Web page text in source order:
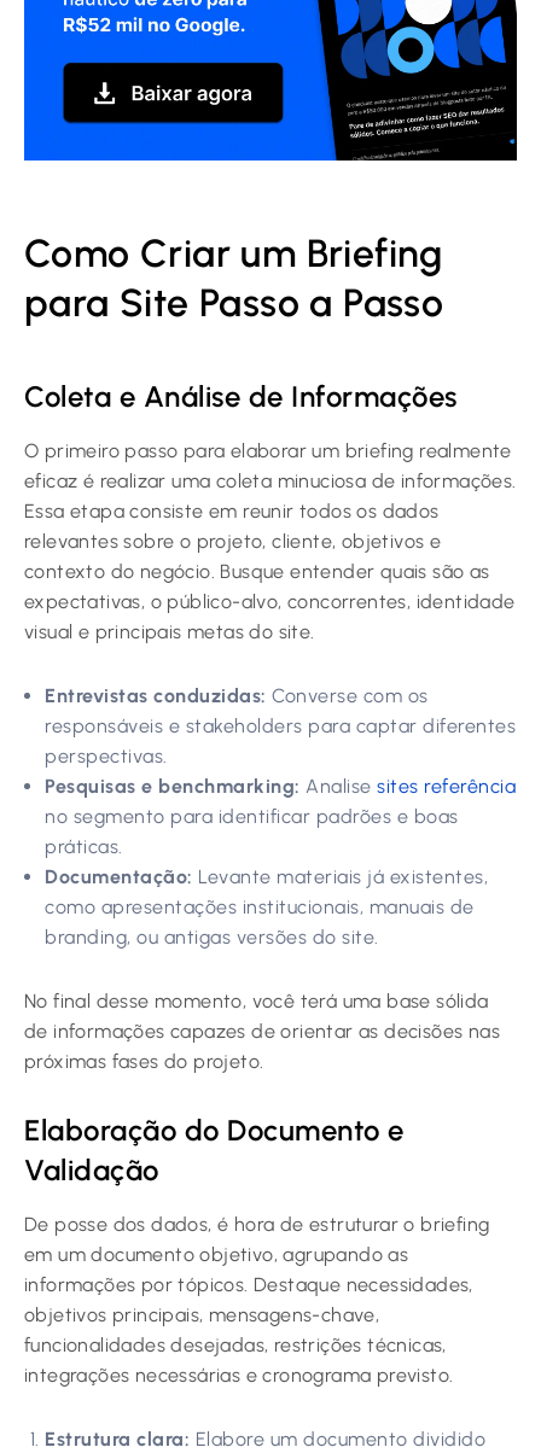
Como Criar um Briefing
para Site Passo a Passo
Coleta e Análise de Informações
O primeiro passo para elaborar um briefing realmente
eficaz é realizar uma coleta minuciosa de informações.
Essa etapa consiste em reunir todos os dados
relevantes sobre o projeto, cliente, objetivos e
contexto do negócio. Busque entender quais são as
expectativas, o público-alvo, concorrentes, identidade
visual e principais metas do site.
Entrevistas conduzidas: Converse com os
responsáveis e stakeholders para captar diferentes
perspectivas.
Pesquisas e benchmarking: Analise sites referência
no segmento para identificar padrões e boas
práticas.
Documentação: Levante materiais já existentes,
como apresentações institucionais, manuais de
branding, ou antigas versões do site.
No final desse momento, você terá uma base sólida
de informações capazes de orientar as decisões nas
próximas fases do projeto.
Elaboração do Documento e
Validação
De posse dos dados, é hora de estruturar o briefing
em um documento objetivo, agrupando as
informações por tópicos. Destaque necessidades,
objetivos principais, mensagens-chave,
funcionalidades desejadas, restrições técnicas,
integrações necessárias e cronograma previsto.
Estrutura clara: Elabore um documento dividido